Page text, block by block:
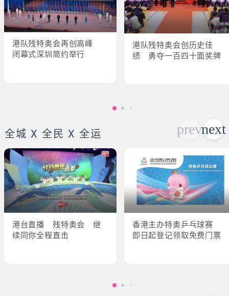
港队残特奥会再创高峰
闭幕式深圳简约举行
港队残特奥会创历史佳
绩 勇夺一百四十面奖牌
全城 X 全民 X 全运
港台直播 残特奥会 继
续同你全程直击
香港主办特奥乒乓球赛
即日起登记领取免费门票